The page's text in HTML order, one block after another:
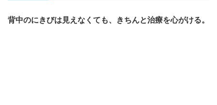
背中のにきびは見えなくても、きちんと治療を心がける。